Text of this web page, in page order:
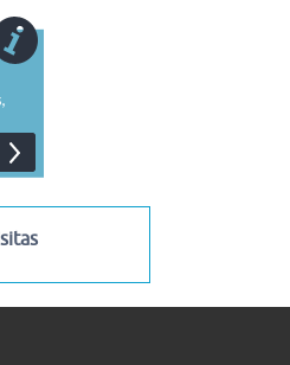
abertas para...
em Cultura –
submissão de trabalhos ao 22.º
pela plataforma NAU